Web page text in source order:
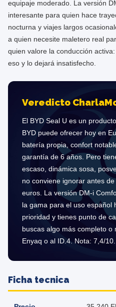
equipaje moderado. La versión
interesante para quien hace
nocturna y viajes largos
a quien necesite maletero real
quien valore la conducción
eso y lo dejará insatisfecho.
Veredicto
El BYD Seal U es un
BYD puede ofrecer hoy en
batería propia, confort
garantía de 6 años. Pero
escaso, dinámica sosa,
no conviene ignorar antes
euros. La versión DM-i
la gama para el uso español
prioridad y tienes punto de
buscas algo más completo o
Enyaq o al ID.4. Nota: 7,4/10.
Ficha tecnica